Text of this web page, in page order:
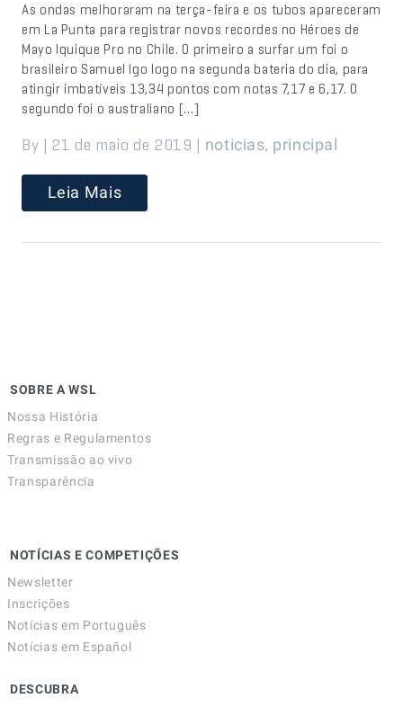
As ondas melhoraram na terça-feira e os tubos apareceram
em La Punta para registrar novos recordes no Héroes de
Mayo Iquique Pro no Chile. O primeiro a surfar um foi o
brasileiro Samuel Igo logo na segunda bateria do dia, para
atingir imbatíveis 13,34 pontos com notas 7,17 e 6,17. O
segundo foi o australiano […]
By | 21 de maio de 2019 | noticias, principal
Leia Mais
SOBRE A WSL
Nossa História
Regras e Regulamentos
Transmissão ao vivo
Transparência
NOTÍCIAS E COMPETIÇÕES
Newsletter
Inscrições
Notícias em Português
Notícias em Español
DESCUBRA